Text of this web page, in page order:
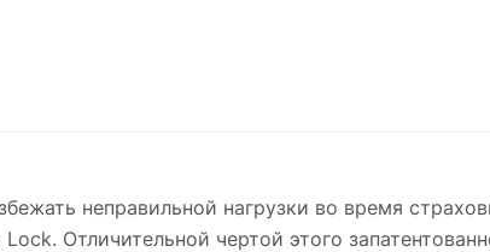
неправильной нагрузки во время
Отличительной чертой этого